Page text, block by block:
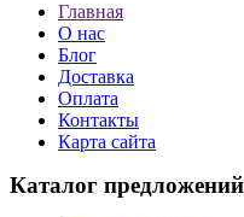
Главная
О нас
Блог
Доставка
Оплата
Контакты
Карта сайта
Каталог предложений